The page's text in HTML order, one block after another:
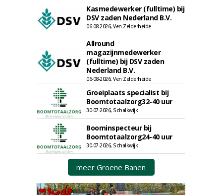
Kasmedewerker (fulltime) bij
DSV zaden Nederland B.V.
06-08-2026, Ven-Zelderheide
Allround
magazijnmedewerker
(fulltime) bij DSV zaden
Nederland B.V.
06-08-2026, Ven Zelderheide
Groeiplaats specialist bij
Boomtotaalzorg32-40 uur
30-07-2026, Schalkwijk
Boominspecteur bij
Boomtotaalzorg24-40 uur
30-07-2026, Schalkwijk
meer Groene Banen